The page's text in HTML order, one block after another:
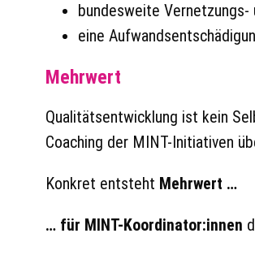
bundesweite
eine
Mehrwert
Qualitätsentwicklung ist kein
Coaching der MINT-Initiativen
Konkret entsteht Mehrwert …
… für MINT-Koordinator:innen